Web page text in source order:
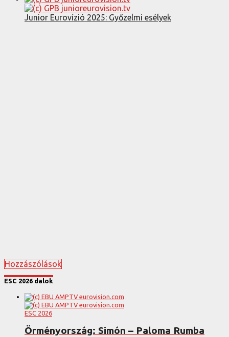
Junior Eurovízió 2025: Győzelmi esélyek
Hozzászólások
ESC 2026 dalok
ESC 2026
Örményország: Simón – Paloma Rumba